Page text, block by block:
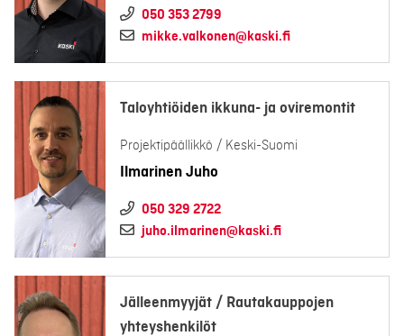
050 353 2799
mikke.valkonen@kaski.fi
Taloyhtiöiden ikkuna- ja oviremontit
Projektipäällikkö / Keski-Suomi
Ilmarinen Juho
050 329 2722
juho.ilmarinen@kaski.fi
Jälleenmyyjät / Rautakauppojen
yhteyshenkilöt